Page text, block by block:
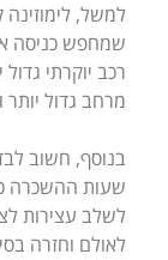
למשל, לימוזינה
שמחפש כניסה
רכב יוקרתי
מרחב גדול יותר
בנוסף, חשוב
שעות ההשכרה
לשלב עצירות
לאולם וחזרה